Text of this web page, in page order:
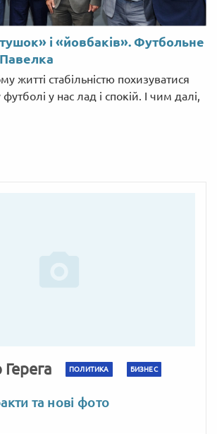
і «йовбаків». Футбольне
Павелка
житті стабільністю похизуватися
у нас лад і спокій. І чим далі,
ПОЛИТИКА БИЗНЕС
та нові фото